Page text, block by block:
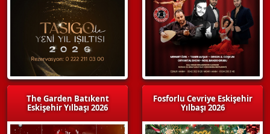
The Garden Batıkent
Eskişehir Yılbaşı 2026
Fosforlu Cevriye Eskişehir
Yılbaşı 2026